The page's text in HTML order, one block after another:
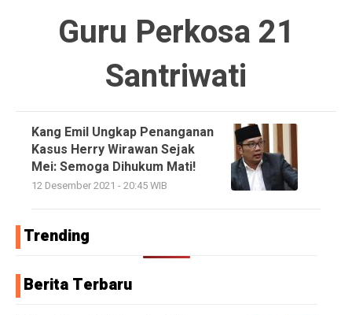
Guru Perkosa 21
Santriwati
Kang Emil Ungkap Penanganan
Kasus Herry Wirawan Sejak
Mei: Semoga Dihukum Mati!
12 Desember 2021 - 20:45 WIB
Trending
Berita Terbaru